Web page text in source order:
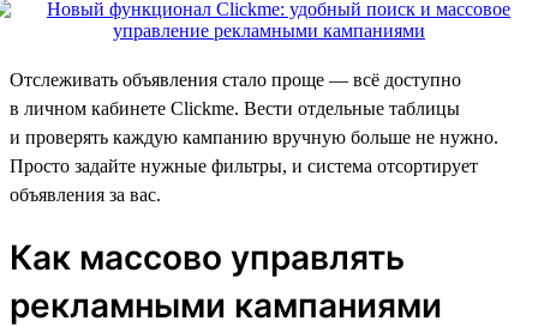
Отслеживать объявления стало проще — всё доступно
в личном кабинете Clickme. Вести отдельные таблицы
и проверять каждую кампанию вручную больше не нужно.
Просто задайте нужные фильтры, и система отсортирует
объявления за вас.
Как массово управлять
рекламными кампаниями